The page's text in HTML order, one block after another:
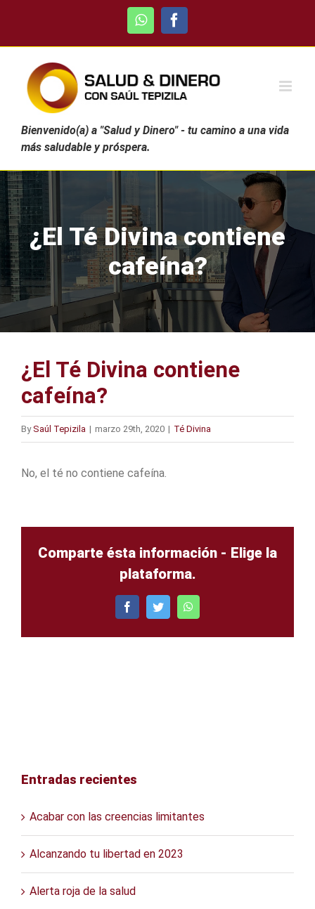
WhatsAppFacebook
Bienvenido(a) a "Salud y Dinero" - tu camino a una vida
más saludable y próspera.
¿El Té Divina contiene
cafeína?
¿El Té Divina contiene
cafeína?
BySaúl Tepizila | marzo 29th, 2020 | Té Divina
No, el té no contiene cafeína.
Comparte ésta información - Elige la
plataforma.
FacebookTwitterWhatsApp
Entradas recientes
Acabar con las creencias limitantes
Alcanzando tu libertad en 2023
Alerta roja de la salud